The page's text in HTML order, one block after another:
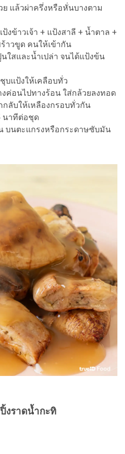
ย แล้วผ่าครึ่งหรือหั่นบางตาม
งข้าวเจ้า + แป้งสาลี + น้ำตาล +
าวขูด คนให้เข้ากัน
ใสและน้ำเปล่า จนได้แป้งข้น
บแป้งให้เคลือบทั่ว
ค่อนไปทางร้อน ใส่กล้วยลงทอด
ลับให้เหลืองกรอบทั่วกัน
นาทีต่อชุด
บนตะแกรงหรือกระดาษซับมัน
งราดน้ำกะทิ